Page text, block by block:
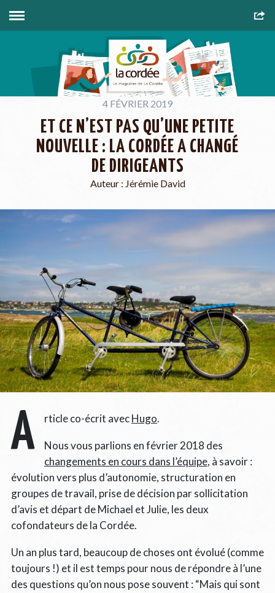
4 FÉVRIER 2019
ET CE N’EST PAS QU’UNE PETITE
NOUVELLE : LA CORDÉE A CHANGÉ
DE DIRIGEANTS
Auteur : Jérémie David
A rticle co-écrit avecHugo.
Nous vous parlions en février 2018 des
changements en cours dans l’équipe, à savoir :
évolution vers plus d’autonomie, structuration en
groupes de travail, prise de décision par sollicitation
d’avis et départ de Michael et Julie, les deux
cofondateurs de la Cordée.
Un an plus tard, beaucoup de choses ont évolué (comme
toujours !) et il est temps pour nous de répondre à l’une
des questions qu’on nous pose souvent : “Mais qui sont